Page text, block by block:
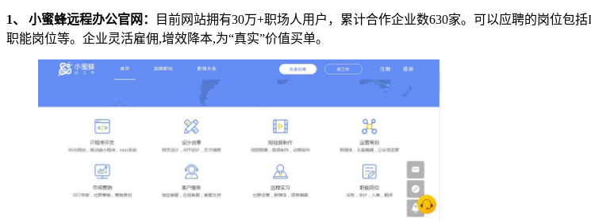
1、 小蜜蜂远程办公官网：
目前网站拥有30万+职场人用户，累计合作企业数630家。可以应聘的岗位包
职能岗位等。企业灵活雇佣,增效降本,为“真实”价值买单。